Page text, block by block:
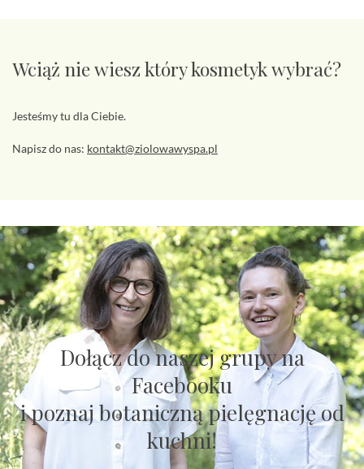
Wciąż nie wiesz który kosmetyk wybrać?
Jesteśmy tu dla Ciebie.
Napisz do nas: kontakt@ziolowawyspa.pl
Dołącz do naszej grupy na
Facebooku
i poznaj botaniczną pielęgnację od
kuchni!